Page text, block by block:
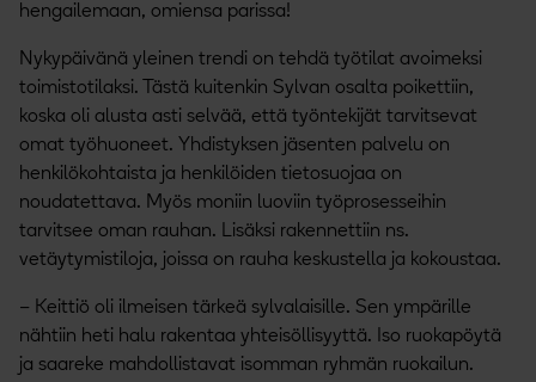
hengailemaan, omiensa parissa!
Nykypäivänä yleinen trendi on tehdä työtilat avoimeksi
toimistotilaksi. Tästä kuitenkin Sylvan osalta poikettiin,
koska oli alusta asti selvää, että työntekijät tarvitsevat
omat työhuoneet. Yhdistyksen jäsenten palvelu on
henkilökohtaista ja henkilöiden tietosuojaa on
noudatettava. Myös moniin luoviin työprosesseihin
tarvitsee oman rauhan. Lisäksi rakennettiin ns.
vetäytymistiloja, joissa on rauha keskustella ja kokoustaa.
– Keittiö oli ilmeisen tärkeä sylvalaisille. Sen ympärille
nähtiin heti halu rakentaa yhteisöllisyyttä. Iso ruokapöytä
ja saareke mahdollistavat isomman ryhmän ruokailun.